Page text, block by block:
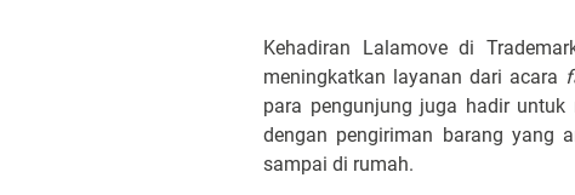
Kehadiran Lalamove di
meningkatkan layanan dari acara
para pengunjung juga hadir
dengan pengiriman barang yang
sampai di rumah.